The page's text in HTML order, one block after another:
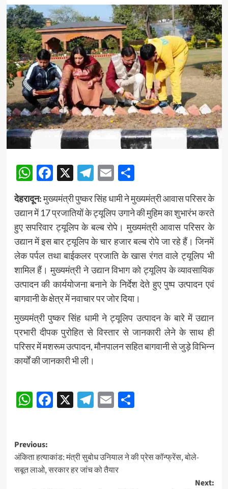
WhatsApp
Facebook
X Telegram
EmailShare
देहरादून:मुख्यमंत्री पुष्कर सिंह धामी ने मुख्यमंत्री आवास परिसर के
उद्यान में 17 प्रजातियों के ट्यूलिप उगाने की मुहिम का शुभारंभ करते
हुए सपरिवार ट्यूलिप के बल्ब रोपे। मुख्यमंत्री आवास परिसर के
उद्यान में इस बार ट्यूलिप के चार हजार बल्ब रोपे जा रहे हैं। जिनमें
लेक पर्पल तथा बाईकलर प्रजाति के खास रंगत वाले ट्यूलिप भी
शामिल हैं। मुख्यमंत्री ने उद्यान विभाग को ट्यूलिप के व्यावसायिक
उत्पादन की कार्ययोजना बनाने के निर्देश देते हुए पुष्प उत्पादन एवं
बागवानी के क्षेत्र में नवाचार पर जोर दिया।
मुख्यमंत्री पुष्कर सिंह धामी ने ट्यूलिप उत्पादन के बारे में उद्यान
प्रभारी दीपक पुरोहित से विस्तार से जानकारी लेने के साथ ही
परिसर में मशरूम उत्पादन, मौनपालन सहित बागवानी से जुड़े विभिन्न
कार्यों की जानकारी भी ली।
Post
navigation
WhatsApp
Facebook
X Telegram
EmailShare
Post
navigation
Previous:
अंकिता हत्याकांड: मंत्री सुबोध उनियाल ने की प्रेस कॉन्फ्रेंस, बोले-
सबूत लाओ, सरकार हर जांच को तैयार
Next: